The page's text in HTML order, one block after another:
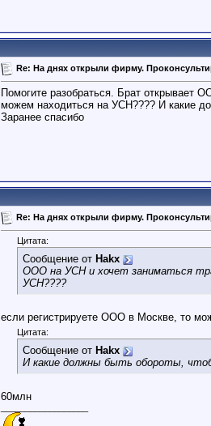
Re: На днях открыли фирму.
Помогите разобраться. Брат открывает
можем находиться на УСН???? И какие
Заранее спасибо
Re: На днях открыли фирму.
Цитата:
Сообщение от Hakx
ООО на УСН и хочет заниматься
УСН????
если регистрируете ООО в Москве, то
Цитата:
Сообщение от Hakx
И какие должны быть обороты,
60млн